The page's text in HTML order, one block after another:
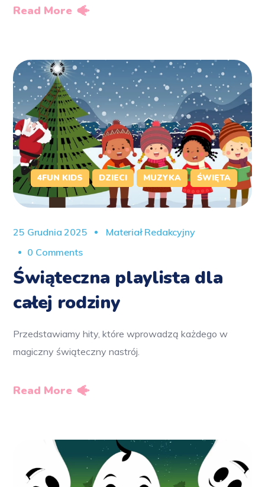
Read More
4FUN KIDS DZIECI MUZYKA ŚWIĘTA
25 Grudnia 2025
Materiał Redakcyjny
0 Comments
Świąteczna playlista dla
całej rodziny
Przedstawiamy hity, które wprowadzą każdego w
magiczny świąteczny nastrój.
Read More